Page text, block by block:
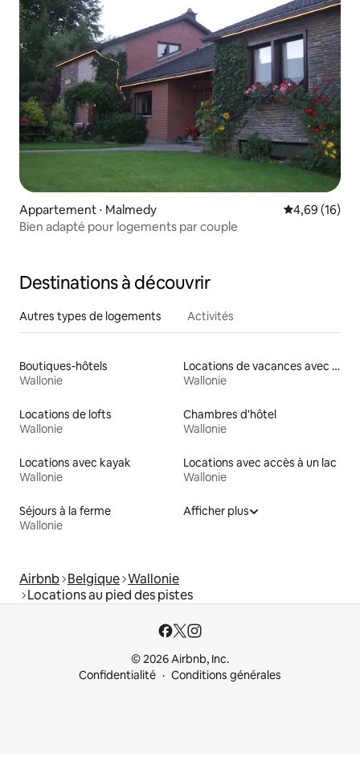
Appartement ⋅ Malmedy Évaluation
4,69 (16)
Bien adapté pour logements par couple
Destinations à découvrir
Autres types de logements Activités
Boutiques-hôtels
Wallonie
Locations de vacances avec piscine
Wallonie
Locations de lofts
Wallonie
Chambres d'hôtel
Wallonie
Locations avec kayak
Wallonie
Locations avec accès à un lac
Wallonie
Séjours à la ferme
Wallonie
Afficher plus
Airbnb Belgique Wallonie
Locations au pied des pistes
© 2026 Airbnb, Inc.
Confidentialité
Conditions générales